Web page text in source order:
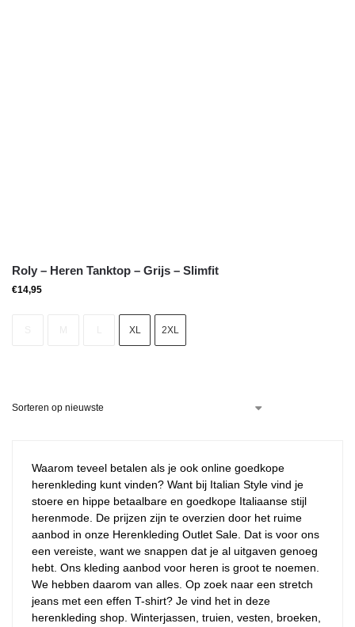
Roly – Heren Tanktop – Grijs – Slimfit
€14,95
XL 2XL
Waarom teveel betalen als je ook online goedkope
herenkleding kunt vinden? Want bij Italian Style vind je
stoere en hippe betaalbare en goedkope Italiaanse stijl
herenmode. De prijzen zijn te overzien door het ruime
aanbod in onze Herenkleding Outlet Sale. Dat is voor ons
een vereiste, want we snappen dat je al uitgaven genoeg
hebt. Ons kleding aanbod voor heren is groot te noemen.
We hebben daarom van alles. Op zoek naar een stretch
jeans met een effen T-shirt? Je vind het in deze
herenkleding shop. Winterjassen, truien, vesten, broeken,